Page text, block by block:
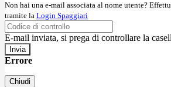
Non hai una e-mail associata al nome utente?
tramite la Login Spaggiari
E-mail inviata, si prega di controllare la
Errore
Chiudi